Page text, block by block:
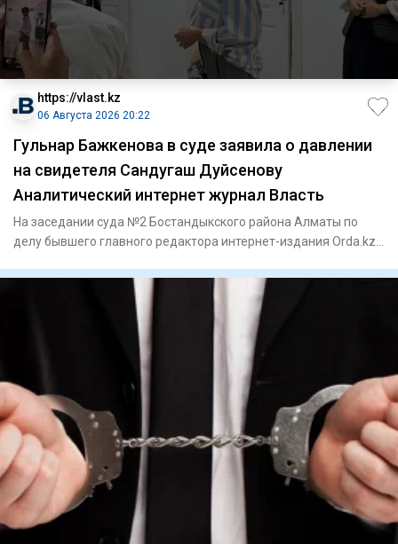
https://vlast.kz
06 Августа 2026 20:22
Гульнар Бажкенова в суде заявила о давлении
на свидетеля Сандугаш Дуйсенову
Аналитический интернет журнал Власть
На заседании суда №2 Бостандыкского района Алматы по
делу бывшего главного редактора интернет-издания Orda.kz